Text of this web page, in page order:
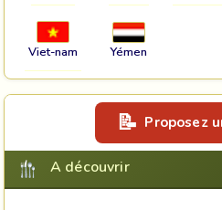
Viet-nam Yémen
Proposez
A découvrir